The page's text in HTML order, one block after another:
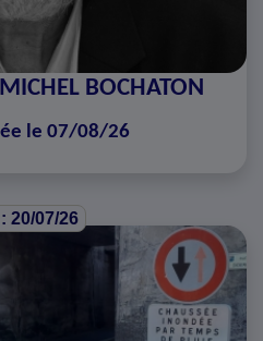
BOCHATON
le 07/08/26
20/07/26